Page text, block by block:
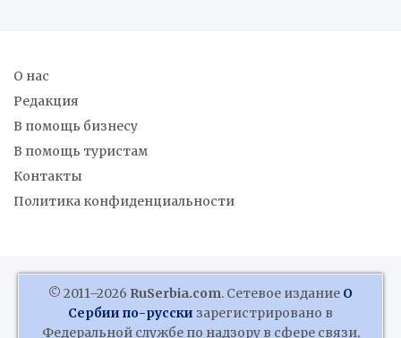
О нас
Редакция
В помощь бизнесу
В помощь туристам
Контакты
Политика конфиденциальности
© 2011–2026 RuSerbia.com. Сетевое издание О
Сербии по-русски зарегистрировано в
Федеральной службе по надзору в сфере связи,